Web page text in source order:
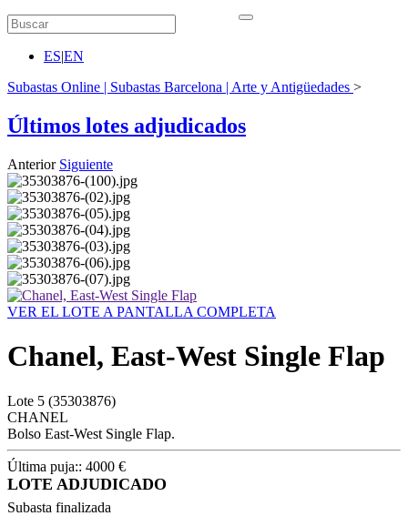
ES|EN
Subastas Online | Subastas Barcelona | Arte y Antigüedades >
Últimos lotes adjudicados
Anterior Siguiente
VER EL LOTE A PANTALLA COMPLETA
Chanel, East-West Single Flap
Lote 5 (35303876)
CHANEL
Bolso East-West Single Flap.
Última puja:: 4000 €
LOTE ADJUDICADO
Subasta finalizada